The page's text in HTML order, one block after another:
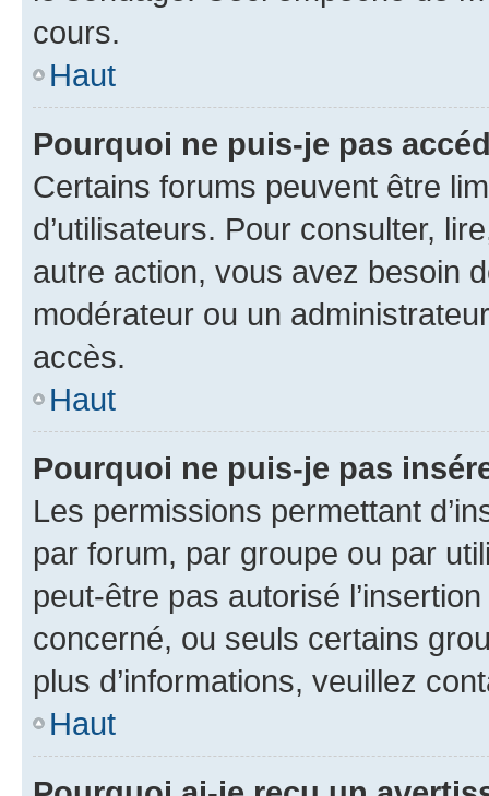
cours.
Haut
Pourquoi ne puis-je pas
Certains forums peuvent être
d’utilisateurs. Pour consulter,
autre action, vous avez besoin
modérateur ou un
accès.
Haut
Pourquoi ne puis-je pas
Les permissions permettant
par forum, par groupe ou par
peut-être pas autorisé
concerné, ou seuls certains
plus d’informations, veuillez
Haut